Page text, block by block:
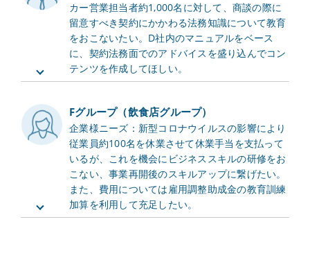
カー営業担当者約1,000名に対して、商談の際に
留意すべき契約にかかわる法務知識について教育
をおこないたい。D社内のマニュアルをベース
に、契約法務面でのアドバイスを盛り込んでコン
テンツを作成してほしい。
Fグループ（飲食店グループ）
企業様ニーズ：新型コロナウイルスの影響により
従業員約100名を休業させて休業手当を支払って
いるが、これを機会にビジネススキルの研修をお
こない、事業再開後のスキルアップに繋げたい。
また、費用については雇用調整助成金の教育訓練
加算を利用して充足したい。